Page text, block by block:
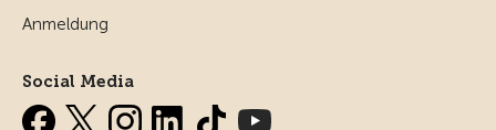
Anmeldung
Social Media